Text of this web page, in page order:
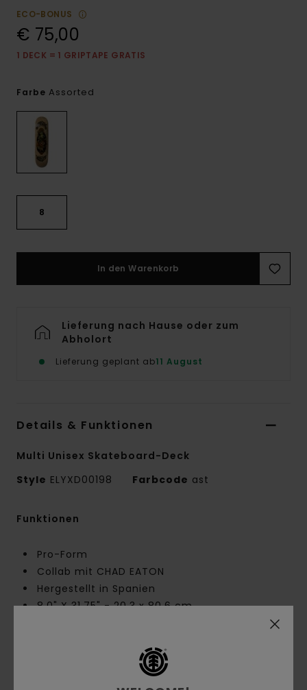
ECO-BONUS
€ 75,00
1 DECK = 1 GRIPTAPE GRATIS
Farbe Assorted
8
In den Warenkorb
Lieferung nach Hause oder zum
Abholort
Lieferung geplant ab11 August
Details & Funktionen
Multi Unisex Skateboard-Deck
Style ELYXD00198 Farbcode ast
Funktionen
Pro-Form
Collab mit CHAD EATON
Hergestellt in Spanien
8.0" X 31.75" - 20.3 x 80.6 cm
14,25"
Element CBN mit -43 % CO2-Emissionen